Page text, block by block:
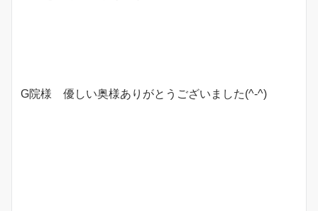
G院様 優しい奥様ありがとうございました(^-^)